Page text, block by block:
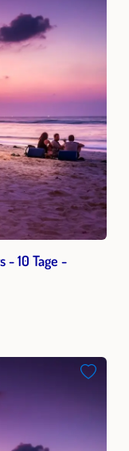
- 10 Tage -